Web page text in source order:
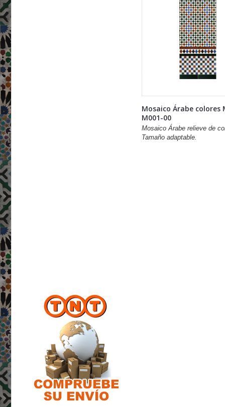
Mosaico Árabe colores
M001-00
Mosaico Árabe relieve de
Tamaño adaptable.